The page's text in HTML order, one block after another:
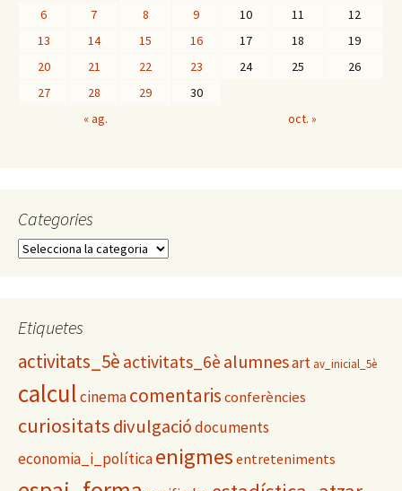
« ag. oct. »
6
7 8 9 10 11
12
13
14 15 16 17 18
19
20
21 22 23 24 25
26
27
28 29 30
Categories
C
g
r
e
Etiquetes
activitats_5è activitats_6è alumnesart av_inicial_5è
calculcinemacomentarisconferències
curiositatsdivulgaciódocuments
economia_i_políticaenigmes entreteniments